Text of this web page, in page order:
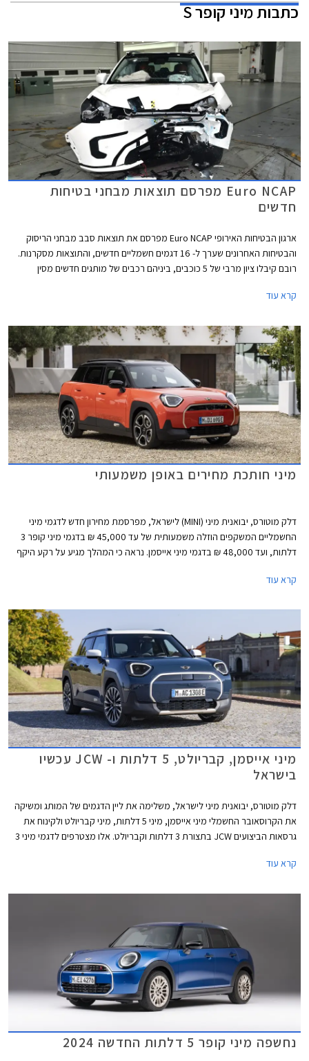
כתבותמיני קופר S
Euro NCAP מפרסם תוצאות מבחני בטיחות
חדשים
ארגון הבטיחות האירופי Euro NCAP מפרסם את תוצאות סבב מבחני הריסוק
והבטיחות האחרונים שערך ל- 16 דגמים חשמליים חדשים, והתוצאות מסקרנות.
רובם קיבלו ציון מרבי של 5 כוכבים, ביניהם רכבים של מותגים חדשים מסין
ציונים של 4 כוכבים וחלקם כמעט איבדו את הכוכב החמישי.
קרא עוד
מיני חותכת מחירים באופן משמעותי
דלק מוטורס, יבואנית מיני (MINI) לישראל, מפרסמת מחירון חדש לדגמי מיני
החשמליים המשקפים הוזלה משמעותית של עד 45,000 ₪ בדגמי מיני קופר 3
דלתות, ועד 48,000 ₪ בדגמי מיני אייסמן. נראה כי המהלך מגיע על רקע היקף
יותר.
קרא עוד
מיני אייסמן, קבריולט, 5 דלתות ו- JCW עכשיו
בישראל
דלק מוטורס, יבואנית מיני לישראל, משלימה את ליין הדגמים של המותג ומשיקה
את הקרוסאובר החשמלי מיני אייסמן, מיני 5 דלתות, מיני קבריולט ולקינוח את
גרסאות הביצועים JCW בתצורת 3 דלתות וקבריולט. אלו מצטרפים לדגמי מיני 3
קרא עוד
נחשפה מיני קופר 5 דלתות החדשה 2024